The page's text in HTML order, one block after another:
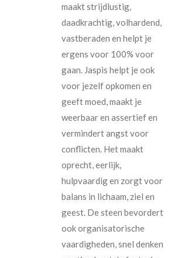
maakt strijdlustig,
daadkrachtig, volhardend,
vastberaden en helpt je
ergens voor 100% voor
gaan. Jaspis helpt je ook
voor jezelf opkomen en
geeft moed, maakt je
weerbaar en assertief en
vermindert angst voor
conflicten. Het maakt
oprecht, eerlijk,
hulpvaardig en zorgt voor
balans in lichaam, ziel en
geest. De steen bevordert
ook organisatorische
vaardigheden, snel denken